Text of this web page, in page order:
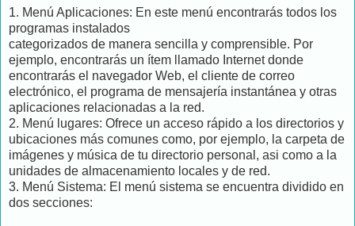
1. Menú Aplicaciones: En este menú encontrarás todos los
programas instalados
categorizados de manera sencilla y comprensible. Por
ejemplo, encontrarás un ítem llamado Internet donde
encontrarás el navegador Web, el cliente de correo
electrónico, el programa de mensajería instantánea y otras
aplicaciones relacionadas a la red.
2. Menú lugares: Ofrece un acceso rápido a los directorios y
ubicaciones más comunes como, por ejemplo, la carpeta de
imágenes y música de tu directorio personal, asi como a la
unidades de almacenamiento locales y de red.
3. Menú Sistema: El menú sistema se encuentra dividido en
dos secciones: